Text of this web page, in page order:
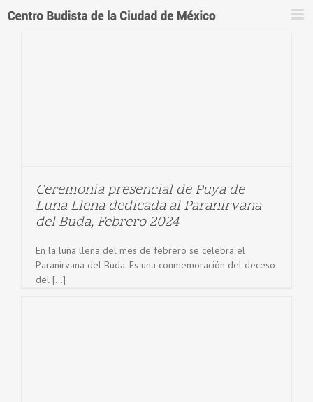
Ceremonia presencial de Puya de
Luna Llena dedicada al Paranirvana
del Buda, Febrero 2024
En la luna llena del mes de febrero se celebra el
Paranirvana del Buda. Es una conmemoración del deceso
del [...]